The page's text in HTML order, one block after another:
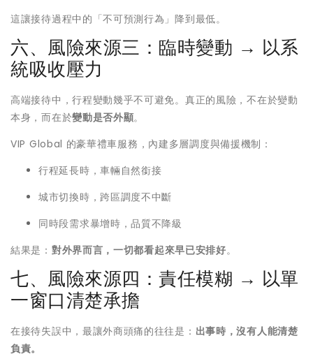
這讓接待過程中的「不可預測行為」降到最低。
六、風險來源三：臨時變動 → 以系
統吸收壓力
高端接待中，行程變動幾乎不可避免。真正的風險，不在於變動
本身，而在於變動是否外顯。
VIP Global 的豪華禮車服務，內建多層調度與備援機制：
行程延長時，車輛自然銜接
城市切換時，跨區調度不中斷
同時段需求暴增時，品質不降級
結果是： 對外界而言，一切都看起來早已安排好。
七、風險來源四：責任模糊 → 以單
一窗口清楚承擔
在接待失誤中，最讓外商頭痛的往往是： 出事時，沒有人能清楚
負責。